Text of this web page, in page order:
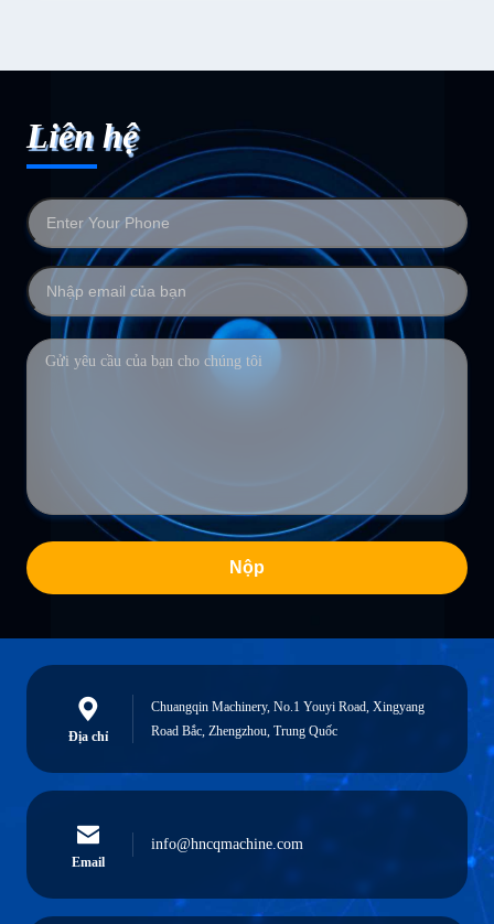
Liên hệ
Nộp
Địa chỉ
Chuangqin Machinery, No.1 Youyi Road, Xingyang
Road Bắc, Zhengzhou, Trung Quốc
Email
info@hncqmachine.com